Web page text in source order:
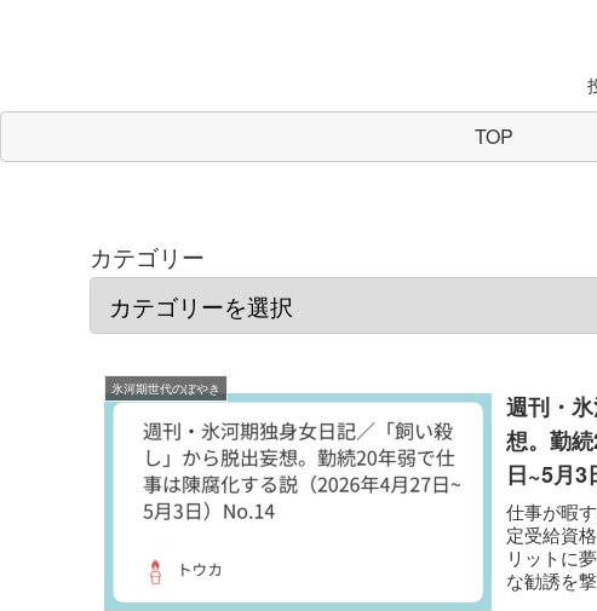
TOP
カテゴリー
氷河期世代のぼやき
週刊・
想。勤
日~5月3
仕事が暇
定受給資
リットに
な勧誘を